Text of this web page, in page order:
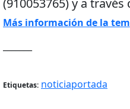
Más información de la
Etiquetas: noticiaportada